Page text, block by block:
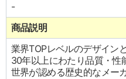
-
商品説明
業界TOPレベルのデザイン
30年以上にわたり品質・性
世界が認める歴史的なメー